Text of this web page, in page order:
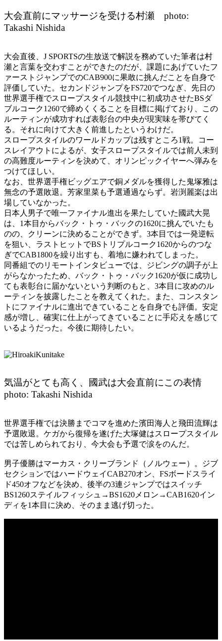
大会直前にマッサージを受ける村瀬 photo:
Takashi Nishida
大会直後、J SPORTSの生放送で解説を務めていた筆者は村
瀬と言葉を交わすことができたのだが、課題にあげていたフ
ァーストジャンプでのCAB900に果敢に挑んだことを自身で
評価していた。セカンドジャンプをFS720でつなぎ、先日の
世界選手権でスロープスタイル競技中に初成功させたBSダ
ブルコーク1260で締めくくることを目標に掲げており、この
ルーティンが成功すれば表彰台の中央が現実味を帯びてく
る。それに向けて大きく前進したというわけだ。
スロープスタイルのワールドカップは残すところ1戦。コー
スレイアウトによるが、女子スロープスタイルでは前人未到
の高難度ルーティンを決めて、オリンピックイヤーへ弾みを
つけてほしい。
なお、世界選手権ビッグエアで銅メダルを獲得した鬼塚雅は
無念の予選敗退。芳家里菜も予選通過ならず。岩渕麗楽は出
場していなかった。
日本人男子で唯一ファイナル進出を果たしていた國武大晃
は、1本目からバック・トゥ・バックの1620に挑んでいたも
のの、クリーンに決めることができず。3本目では一発逆転
を狙い、ラストヒットでBSトリプルコーク1620からのつな
ぎでCAB1800を繰り出すも、着地に嫌われてしまった。
同番組でのリモートインタビューでは、ジビングの調子が上
がらなかったため、バック・トゥ・バック1620が仮に成功し
ても表彰台に届かないという判断のもと、3本目に攻めのル
ーティンを披露したことを教えてくれた。また、コンスタン
トにファイナルに進出できていることを自身でも評価。安定
感が増し、確実に仕上がってきていることに手応えを感じて
いるようだった。今後に期待したい。
気温がとても高く、國武は大会直前にこの表情
photo: Takashi Nishida
世界選手権では決勝までコマを進めた濱田海人と飛田流輝は
予選敗退。ケガから復帰を遂げた大塚健はスロープスタイル
では苦しめられており、今大会も予選で涙をのんだ。
男子優勝はマーカス・クリーブランド（ノルウェー）。ジブ
セクションではハードウェイCAB270オン、FSボードスライ
ド450オフなどを決め、後半の3連ジャンプではスイッチ
BS1260ステイルフィッシュ→BS1620メロン→CAB1620イン
ディを1本目に決め、そのまま逃げ切った。